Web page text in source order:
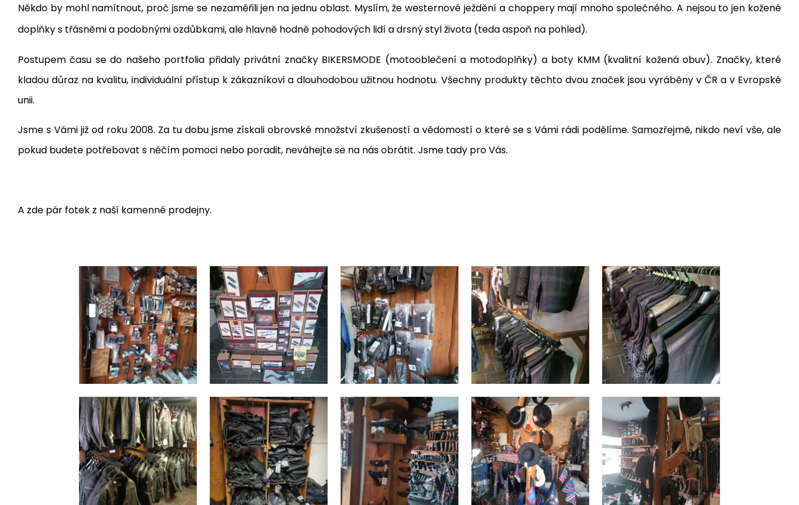
Někdo by mohl namítnout, proč jsme se nezaměřili jen na jednu oblast. Myslím, že westernové ježdění a choppery mají mnoho společného. A nejsou to jen kožené
doplňky s třásněmi a podobnými ozdůbkami, ale hlavně hodně pohodových lidí a drsný styl života (teda aspoň na pohled).
Postupem času se do našeho portfolia přidaly privátní značky BIKERSMODE (motooblečení a motodoplňky) a boty KMM (kvalitní kožená obuv). Značky, které
kladou důraz na kvalitu, individuální přístup k zákazníkovi a dlouhodobou užitnou hodnotu. Všechny produkty těchto dvou značek jsou vyráběny v ČR a v Evropské
unii.
Jsme s Vámi již od roku 2008. Za tu dobu jsme získali obrovské množství zkušeností a vědomostí o které se s Vámi rádi podělíme. Samozřejmě, nikdo neví vše, ale
pokud budete potřebovat s něčím pomoci nebo poradit, neváhejte se na nás obrátit. Jsme tady pro Vás.
A zde pár fotek z naší kamenné prodejny.